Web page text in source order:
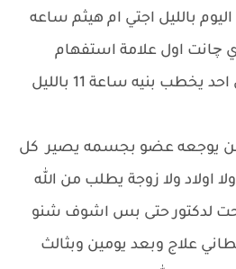
بالليل اجتي ام هيثم ساعه
چانت اول علامة استفهام
بنيه ساعة 11 بالليل
يوجعه عضو بجسمه يصير كل
اولاد ولا زوجة يطلب من الله
لدكتور حتى بس اشوف شنو
علاج وبعد يومين وبثالث